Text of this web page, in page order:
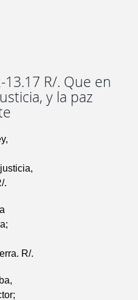
13.17 R/. Que en
y la paz
.
R/.